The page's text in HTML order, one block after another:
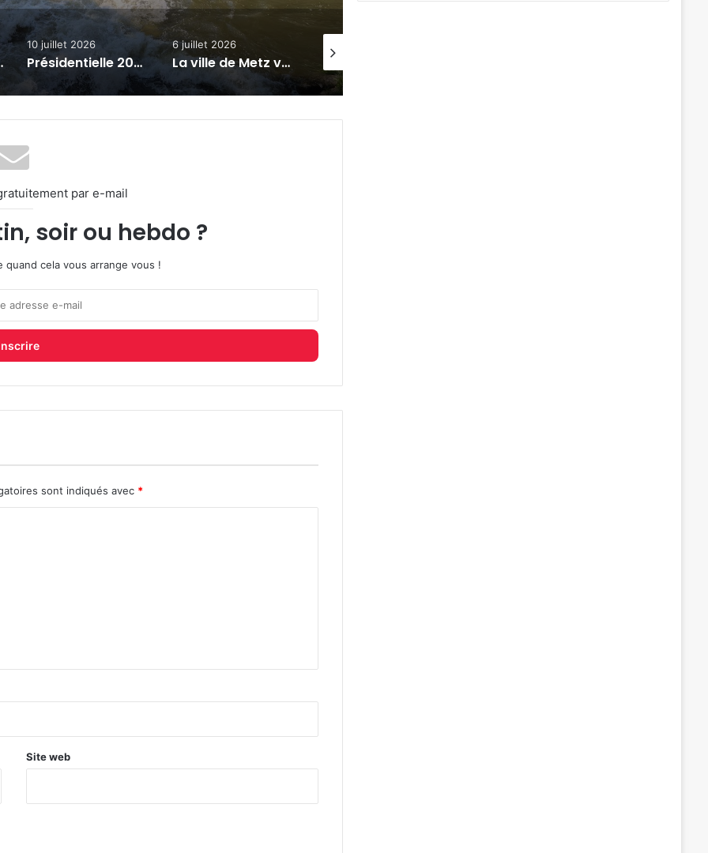
à Metz Métropole (10/07/2026)
6 juillet 2026 2 juillet 2026
« Capturez l’eau » : un nouveau concours photos sur l’Euro-Métropole de Metz
par e-mail
soir ou hebdo ?
quand cela vous arrange vous !
sont indiqués avec *
Site web